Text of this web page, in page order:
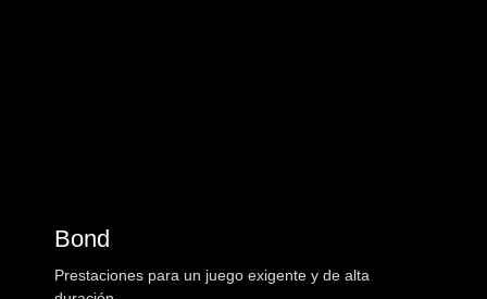
Bond
Prestaciones para un juego exigente y de alta